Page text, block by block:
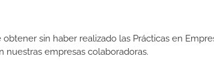
sin haber realizado las Prácticas en
nuestras empresas colaboradoras.